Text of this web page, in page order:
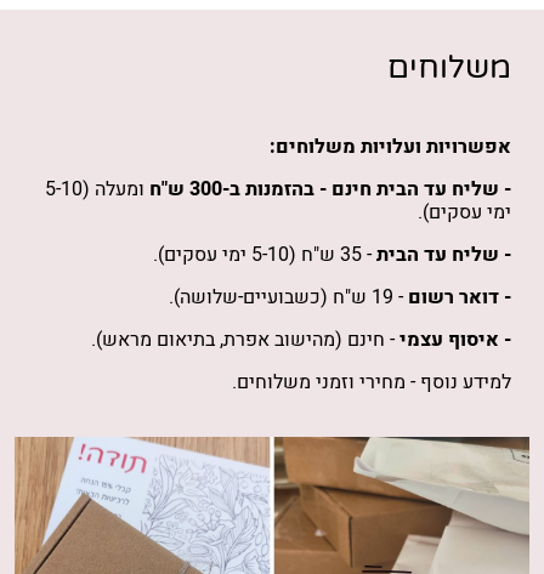
משלוחים
אפשרויות ועלויות משלוחים:
- שליח עד הבית חינם - בהזמנותב-300 ש"ח ומעלה (5-10
ימי עסקים).
- שליח עד הבית- 35 ש"ח (5-10 ימי עסקים).
- דואר רשום- 19 ש"ח (כשבועיים-שלושה).
- איסוף עצמי- חינם (מהישוב אפרת, בתיאום מראש).
למידע נוסף - מחירי וזמני משלוחים.